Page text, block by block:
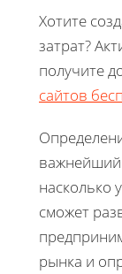
Хотите
затрат?
получите
сайтов
важнейший
насколько
сможет
рынка и